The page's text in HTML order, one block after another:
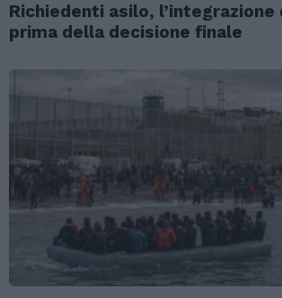
Richiedenti asilo, l’integrazione
prima della decisione finale